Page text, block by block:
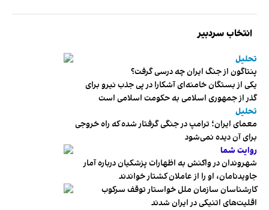
انتخاب سردبیر
تحلیل
پنتاگون از جنگ ایران چه درسی گرفت؟
یکی از بستگان خامنه‌ای آشکارا در پی جذب نیرو برای
گذر از جمهوری اسلامی به حکومت اسلامی است
تحلیل
معمای ایران؛ ترامپ در جنگی گرفتار شده که راه خروجی
برای آن دیده نمی‌شود
روایت شما
شهروندان در واکنش به اظهارات پزشکیان درباره آمار
جاویدنامان، او را از عاملان کشتار خواندند
کارشناسان سازمان ملل خواستار توقف سرکوب
اقلیت‌های اتنیکی در ایران شدند